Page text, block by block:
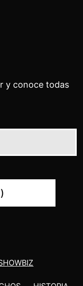
y conoce todas